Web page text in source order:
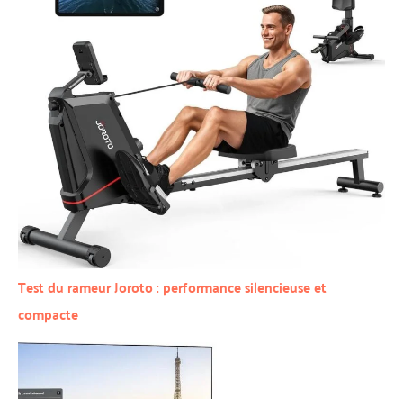
Test du rameur Joroto : performance silencieuse et
compacte